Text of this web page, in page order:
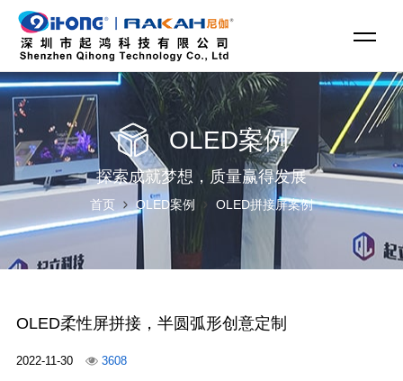
OLED案例
探索成就梦想，质量赢得发展
首页 OLED案例 OLED拼接屏案例
OLED柔性屏拼接，半圆弧形创意定制
2022-11-30 3608